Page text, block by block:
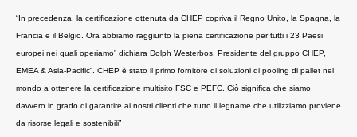
“In precedenza, la certificazione ottenuta da CHEP copriva il Regno Unito, la Spagna, la
Francia e il Belgio. Ora abbiamo raggiunto la piena certificazione per tutti i 23 Paesi
europei nei quali operiamo” dichiara Dolph Westerbos, Presidente del gruppo CHEP,
EMEA & Asia-Pacific”. CHEP è stato il primo fornitore di soluzioni di pooling di pallet nel
mondo a ottenere la certificazione multisito FSC e PEFC. Ciò significa che siamo
davvero in grado di garantire ai nostri clienti che tutto il legname che utilizziamo proviene
da risorse legali e sostenibili”